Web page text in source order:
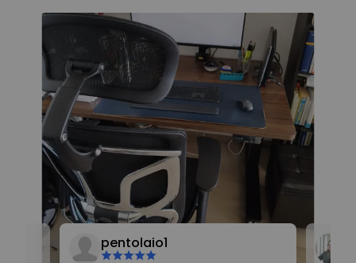
pentolaio1